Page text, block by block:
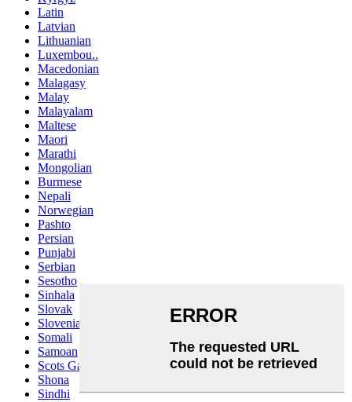
Latin
Latvian
Lithuanian
Luxembou..
Macedonian
Malagasy
Malay
Malayalam
Maltese
Maori
Marathi
Mongolian
Burmese
Nepali
Norwegian
Pashto
Persian
Punjabi
Serbian
Sesotho
Sinhala
Slovak
Slovenian
Somali
Samoan
Scots Gaelic
Shona
Sindhi